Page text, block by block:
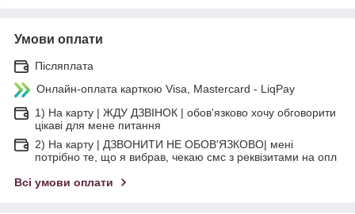
Умови оплати
Післяплата
Онлайн-оплата карткою Visa, Mastercard - LiqPay
1) На карту | ЖДУ ДЗВІНОК | обов'язково хочу обговорити
цікаві для мене питання
2) На карту | ДЗВОНИТИ НЕ ОБОВ'ЯЗКОВО| мені
потрібно те, що я вибрав, чекаю смс з реквізитами на опл
Всі умови оплати